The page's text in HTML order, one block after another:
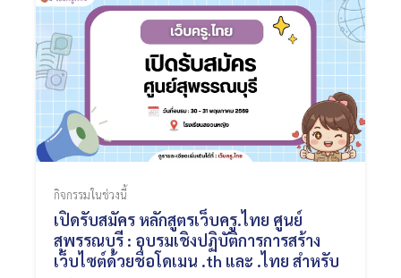
กิจกรรมในช่วงนี้
เปิดรับสมัคร หลักสูตรเว็บครู.ไทย ศูนย์
สุพรรณบุรี : อบรมเชิงปฏิบัติการการสร้าง
เว็บไซต์ด้วยชื่อโดเมน .th และ .ไทย สำหรับ